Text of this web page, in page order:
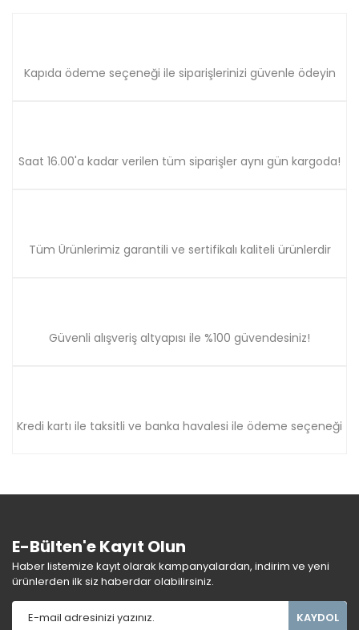
Kapıda ödeme seçeneği ile siparişlerinizi güvenle ödeyin
Saat 16.00'a kadar verilen tüm siparişler aynı gün kargoda!
Tüm Ürünlerimiz garantili ve sertifikalı kaliteli ürünlerdir
Güvenli alışveriş altyapısı ile %100 güvendesiniz!
Kredi kartı ile taksitli ve banka havalesi ile ödeme seçeneği
E-Bülten'e Kayıt Olun
Haber listemize kayıt olarak kampanyalardan, indirim ve yeni
ürünlerden ilk siz haberdar olabilirsiniz.
KAYDOL